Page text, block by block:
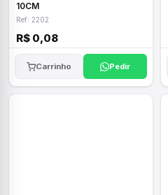
10CM
Ref: 2202
R$ 0,08
Carrinho Pedir